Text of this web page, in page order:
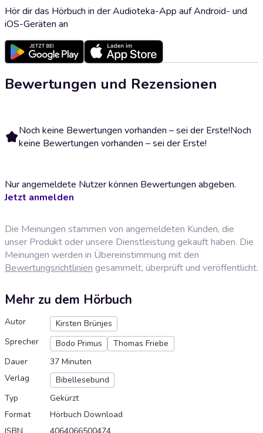
Hör dir das Hörbuch in der Audioteka-App auf Android- und
iOS-Geräten an
Bewertungen und Rezensionen
Noch keine Bewertungen vorhanden – sei der Erste!Noch
keine Bewertungen vorhanden – sei der Erste!
Nur angemeldete Nutzer können Bewertungen abgeben.
Jetzt anmelden
Die Meinungen stammen von angemeldeten Kunden, die
unser Produkt oder unsere Dienstleistung gekauft haben. Die
Meinungen werden in Übereinstimmung mit den
Bewertungsrichtlinien gesammelt, überprüft und veröffentlicht.
Mehr zu dem Hörbuch
Autor
Kirsten Brünjes
Sprecher
Bodo Primus
Thomas Friebe
Dauer
37 Minuten
Verlag
Bibellesebund
Typ
Gekürzt
Format
Hörbuch Download